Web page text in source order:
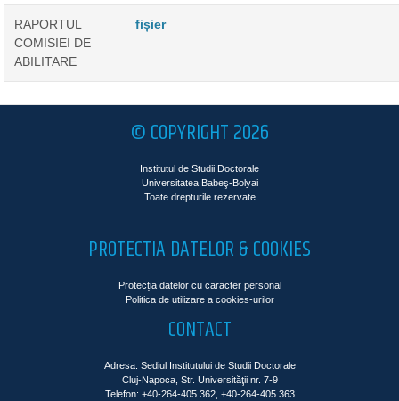
RAPORTUL
COMISIEI DE
ABILITARE
fișier
© COPYRIGHT 2026
Institutul de Studii Doctorale
Universitatea Babeş-Bolyai
Toate drepturile rezervate
PROTECTIA DATELOR & COOKIES
Protecția datelor cu caracter personal
Politica de utilizare a cookies-urilor
CONTACT
Adresa: Sediul Institutului de Studii Doctorale
Cluj-Napoca, Str. Universităţii nr. 7-9
Telefon: +40-264-405 362, +40-264-405 363